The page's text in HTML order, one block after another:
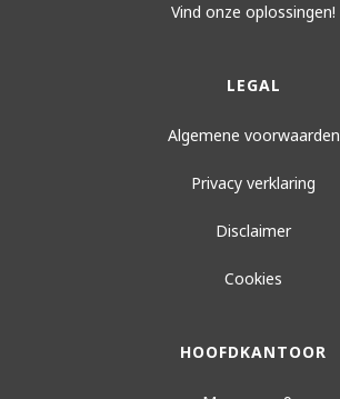
Vind onze oplossingen!
LEGAL
Algemene voorwaarden
Privacy verklaring
Disclaimer
Cookies
HOOFDKANTOOR